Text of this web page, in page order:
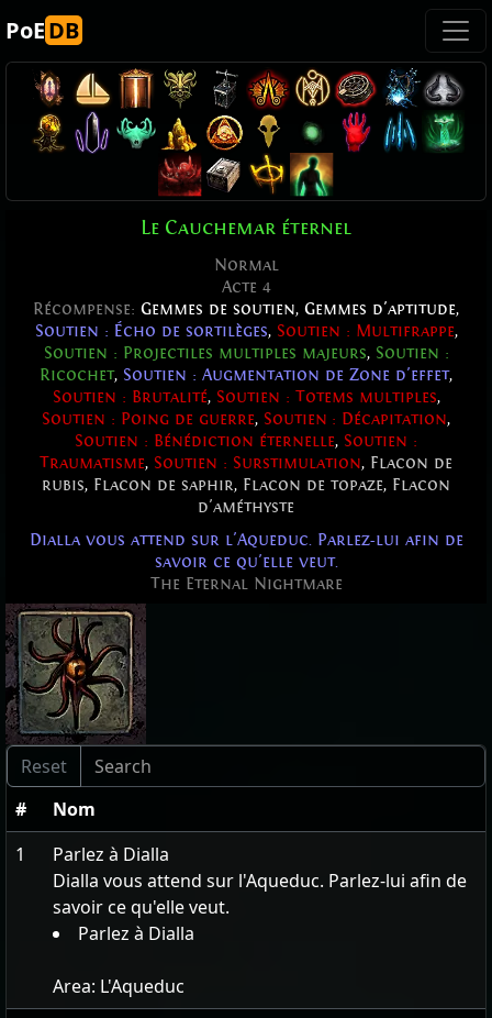
PoEDB
Le Cauchemar éternel
Normal
Acte 4
Récompense: Gemmes de soutien, Gemmes d'aptitude,
Soutien : Écho de sortilèges, Soutien : Multifrappe,
Soutien : Projectiles multiples majeurs, Soutien :
Ricochet, Soutien : Augmentation de Zone d'effet,
Soutien : Brutalité, Soutien : Totems multiples,
Soutien : Poing de guerre, Soutien : Décapitation,
Soutien : Bénédiction éternelle, Soutien :
Traumatisme, Soutien : Surstimulation, Flacon de
rubis, Flacon de saphir, Flacon de topaze, Flacon
d'améthyste
Dialla vous attend sur l'Aqueduc. Parlez-lui afin de
savoir ce qu'elle veut.
The Eternal Nightmare
#
Nom
1
Parlez à Dialla
Dialla vous attend sur l'Aqueduc. Parlez-lui afin de
savoir ce qu'elle veut.
Parlez à Dialla
Area: L'Aqueduc